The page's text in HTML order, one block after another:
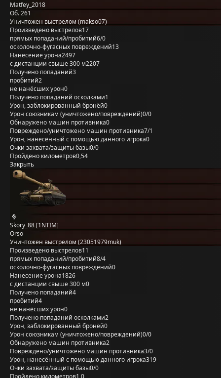
Matfey_2018
Об. 261
Уничтожен выстрелом (makso07)
Произведено выстрелов17
прямых попаданий/пробитий6/0
осколочно-фугасных повреждений13
Нанесение урона2497
с дистанции свыше 300 м2207
Получено попаданий3
пробитий2
не нанёсших урон0
Получено попаданий осколками1
Урон, заблокированный бронёй0
Урон союзникам (уничтожено/повреждений)0/0
Обнаружено машин противника0
Повреждено/уничтожено машин противника7/1
Урон, нанесённый с помощью данного игрока0
Очки захвата/защиты базы0/0
Пройдено километров0,54
Закрыть
Skory_88 [1NTIM]
Orso
Уничтожен выстрелом (23051979muk)
Произведено выстрелов11
прямых попаданий/пробитий8/4
осколочно-фугасных повреждений0
Нанесение урона1826
с дистанции свыше 300 м0
Получено попаданий4
пробитий4
не нанёсших урон0
Получено попаданий осколками2
Урон, заблокированный бронёй0
Урон союзникам (уничтожено/повреждений)0/0
Обнаружено машин противника2
Повреждено/уничтожено машин противника3/0
Урон, нанесённый с помощью данного игрока319
Очки захвата/защиты базы0/0
Пройдено километров1,0